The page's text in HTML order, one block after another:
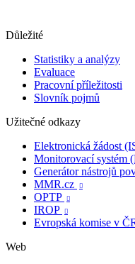
Důležité
Statistiky a analýzy
Evaluace
Pracovní příležitosti
Slovník pojmů
Užitečné odkazy
Elektronická žádost
Monitorovací systém
Generátor nástrojů
MMR.cz 
OPTP 
IROP 
Evropská komise v
Web